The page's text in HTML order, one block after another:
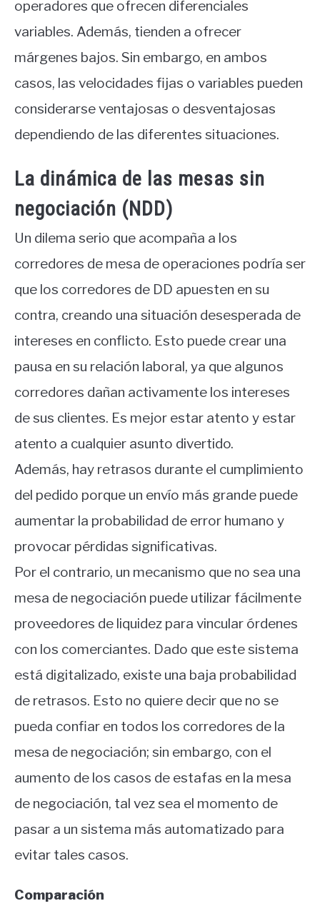
operadores que ofrecen diferenciales
variables. Además, tienden a ofrecer
márgenes bajos. Sin embargo, en ambos
casos, las velocidades fijas o variables pueden
considerarse ventajosas o desventajosas
dependiendo de las diferentes situaciones.
La dinámica de las mesas sin
negociación (NDD)
Un dilema serio que acompaña a los
corredores de mesa de operaciones podría ser
que los corredores de DD apuesten en su
contra, creando una situación desesperada de
intereses en conflicto. Esto puede crear una
pausa en su relación laboral, ya que algunos
corredores dañan activamente los intereses
de sus clientes. Es mejor estar atento y estar
atento a cualquier asunto divertido.
Además, hay retrasos durante el cumplimiento
del pedido porque un envío más grande puede
aumentar la probabilidad de error humano y
provocar pérdidas significativas.
Por el contrario, un mecanismo que no sea una
mesa de negociación puede utilizar fácilmente
proveedores de liquidez para vincular órdenes
con los comerciantes. Dado que este sistema
está digitalizado, existe una baja probabilidad
de retrasos. Esto no quiere decir que no se
pueda confiar en todos los corredores de la
mesa de negociación; sin embargo, con el
aumento de los casos de estafas en la mesa
de negociación, tal vez sea el momento de
pasar a un sistema más automatizado para
evitar tales casos.
Comparación